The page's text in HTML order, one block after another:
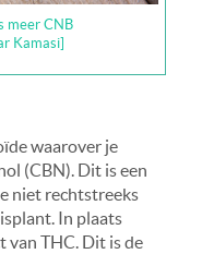
meer CNB
Kamasi]
waarover je
(CBN). Dit is een
niet rechtstreeks
In plaats
van THC. Dit is de